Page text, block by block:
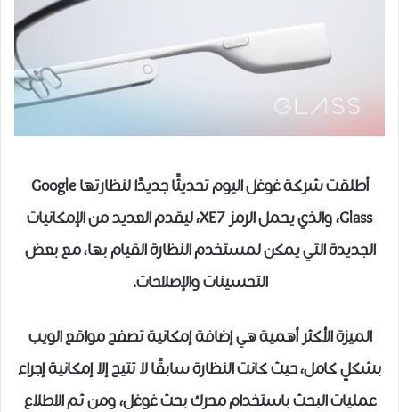
أطلقت شركة غوغل اليوم تحديثًا جديدًا لنظارتها Google
Glass، والذي يحمل الرمز XE7، ليقدم العديد من الإمكانيات
الجديدة التي يمكن لمستخدم النظارة القيام بها، مع بعض
التحسينات والإصلاحات.
الميزة الأكثر أهمية هي إضافة إمكانية تصفح مواقع الويب
بشكلٍ كامل، حيث كانت النظارة سابقًا لا تتيح إلا إمكانية إجراء
عمليات البحث باستخدام محرك بحث غوغل، ومن ثم الاطلاع